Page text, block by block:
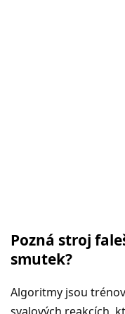
Pozná stroj
smutek?
Algoritmy jsou